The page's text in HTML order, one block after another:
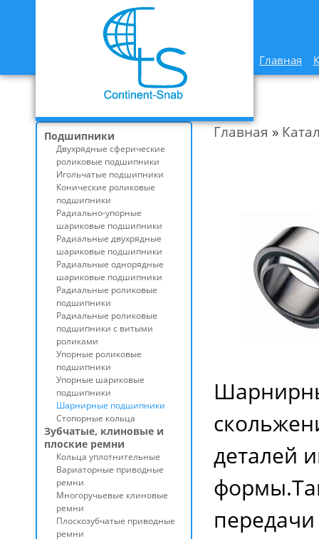
Главная
Главная »
деталей
Подшипники
Двухрядные сферические
роликовые подшипники
Игольчатые подшипники
Конические роликовые
подшипники
Радиально-упорные
шариковые подшипники
Радиальные двухрядные
шариковые подшипники
Радиальные однорядные
шариковые подшипники
Радиальные роликовые
подшипники
Радиальные роликовые
подшипники с витыми
роликами
Упорные роликовые
подшипники
Упорные шариковые
подшипники
Шарнирные подшипники
Стопорные кольца
Зубчатые, клиновые и
плоские ремни
Кольца уплотнительные
Вариаторные приводные
ремни
Многоручьевые клиновые
ремни
Плоскозубчатые приводные
ремни